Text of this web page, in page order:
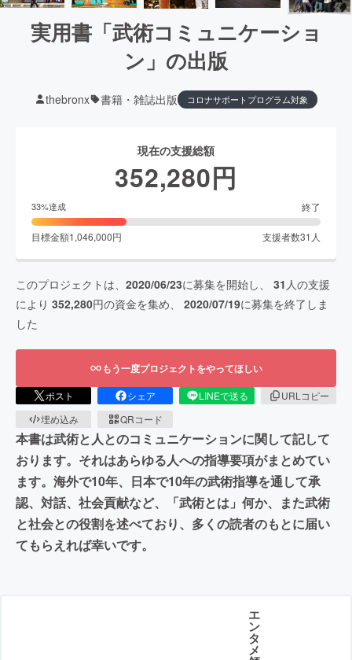
実用書「武術コミュニケーショ
ン」の出版
thebronx 書籍・雑誌出版 コロナサポートプログラム対象
現在の支援総額
352,280円
33%達成 終了
目標金額1,046,000円 支援者数31 人
このプロジェクトは、 2020/06/23に募集を開始し、 31 人の支援
により 352,280円の資金を集め、 2020/07/19に募集を終了しま
した
もう一度プロジェクトをやってほしい
ポスト シェア LINEで送る
URLコピー
埋め込み
QRコード
本書は武術と人とのコミュニケーションに関して記して
おります。それはあらゆる人への指導要項がまとめてい
ます。海外で10年、日本で10年の武術指導を通して承
認、対話、社会貢献など、「武術とは」何か、また武術
と社会との役割を述べており、多くの読者のもとに届い
てもらえれば幸いです。
エ
ン
タ
メ